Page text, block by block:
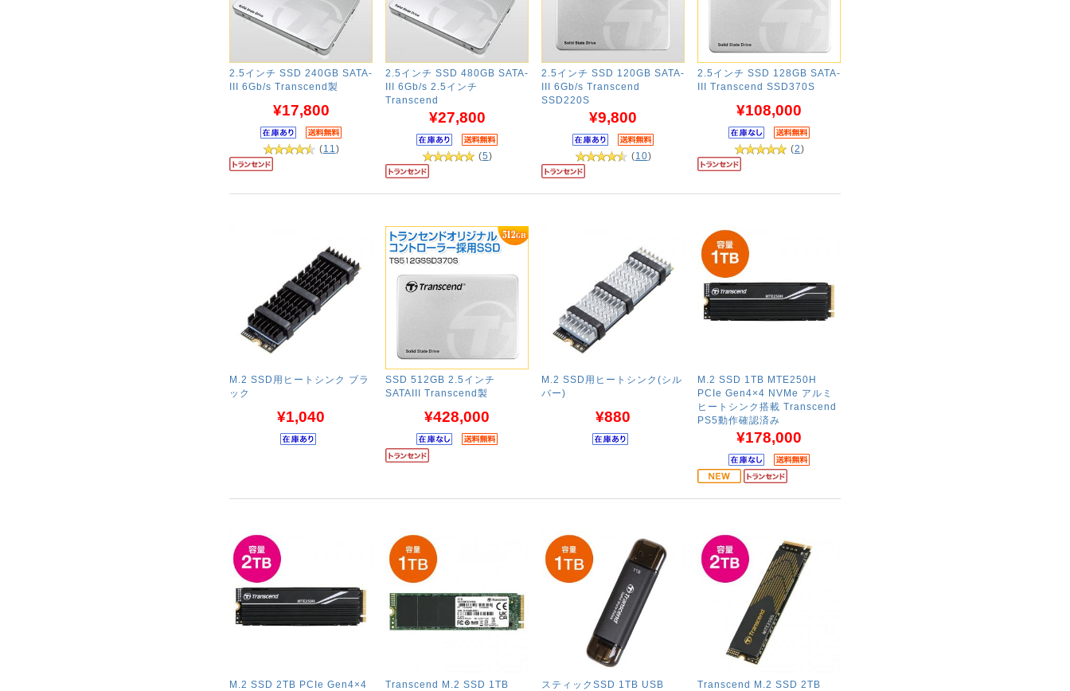
2.5インチ SSD 240GB SATA-
III 6Gb/s Transcend製
¥17,800
(11 )
2.5インチ SSD 480GB SATA-
III 6Gb/s 2.5インチ
Transcend
¥27,800
(5)
2.5インチ SSD 120GB SATA-
III 6Gb/s Transcend
SSD220S
¥9,800
(10)
2.5インチ SSD 128GB SATA-
III Transcend SSD370S
¥108,000
(2)
M.2 SSD用ヒートシンク ブラ
ック
¥1,040
SSD 512GB 2.5インチ
SATAIII Transcend製
¥428,000
M.2 SSD用ヒートシンク(シル
バー)
¥880
M.2 SSD 1TB MTE250H
PCIe Gen4×4 NVMe アルミ
ヒートシンク搭載 Transcend
PS5動作確認済み
¥178,000
M.2 SSD 2TB PCIe Gen4×4 Transcend M.2 SSD 1TB スティックSSD 1TB USB Transcend M.2 SSD 2TB